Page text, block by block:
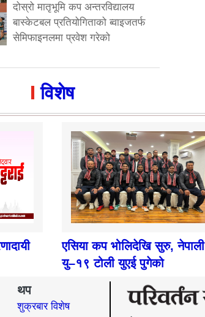
दोस्रो मातृभूमि कप अन्तरविद्यालय
बास्केटबल प्रतियोगिताको ब्वाइजतर्फ
सेमिफाइनलमा प्रवेश गरेको
विशेष
एसिया कप भोलिदेखि सुरु, नेपाली
यु–१९ टोली युएई पुगेको
थप
शुक्रबार विशेष